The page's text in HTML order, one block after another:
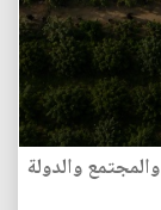
والدولة